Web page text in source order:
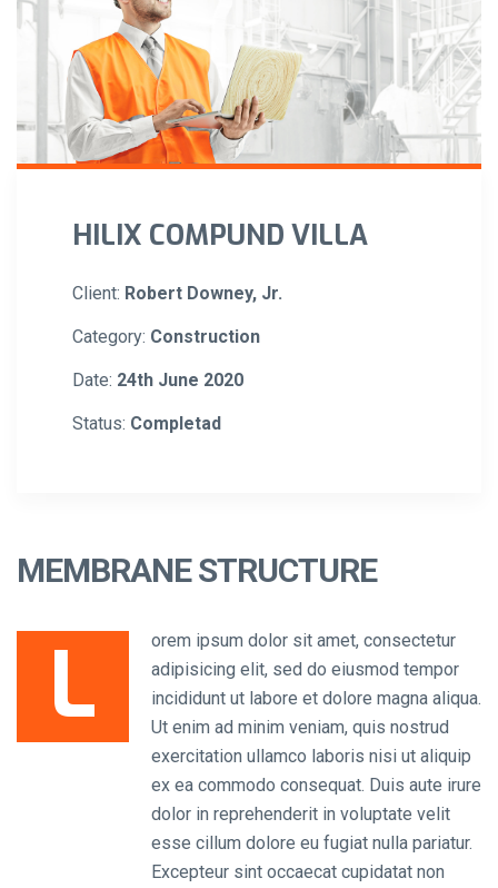
HILIX COMPUND VILLA
Client: Robert Downey, Jr.
Category: Construction
Date: 24th June 2020
Status: Completad
MEMBRANE STRUCTURE
L
orem ipsum dolor sit amet, consectetur
adipisicing elit, sed do eiusmod tempor
incididunt ut labore et dolore magna aliqua.
Ut enim ad minim veniam, quis nostrud
exercitation ullamco laboris nisi ut aliquip
ex ea commodo consequat. Duis aute irure
dolor in reprehenderit in voluptate velit
esse cillum dolore eu fugiat nulla pariatur.
Excepteur sint occaecat cupidatat non